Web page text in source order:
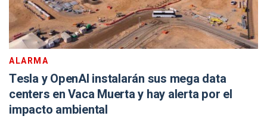
ALARMA
Tesla y OpenAI instalarán sus mega data
centers en Vaca Muerta y hay alerta por el
impacto ambiental